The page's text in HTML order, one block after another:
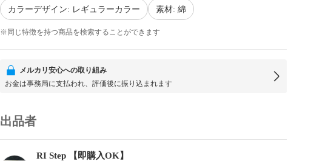
カラーデザイン: レギュラーカラー 素材: 綿
※同じ特徴を持つ商品を検索することができます
メルカリ安心への取り組み
お金は事務局に支払われ、評価後に振り込まれます
出品者
RI Step 【即購入OK】